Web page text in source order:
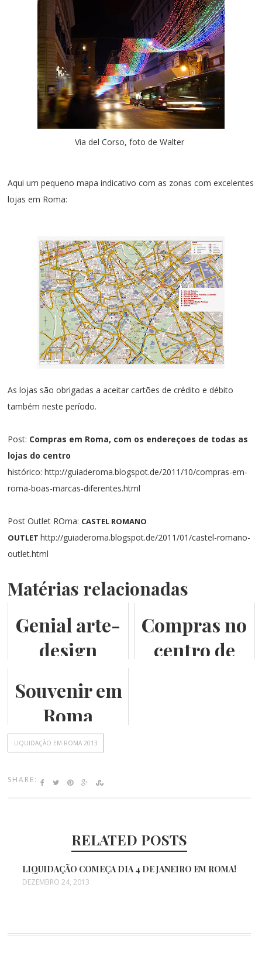
Via del Corso, foto de Walter
Aqui um pequeno mapa indicativo com as zonas com excelentes
lojas em Roma:
As lojas são obrigadas a aceitar cartões de crédito e débito
também neste período.
Post: Compras em Roma, com os endereçoes de todas as
lojas do centro
histórico:http://guiaderoma.blogspot.de/2011/10/compras-em-
roma-boas-marcas-diferentes.html
Post Outlet ROma: CASTEL ROMANO
OUTLEThttp://guiaderoma.blogspot.de/2011/01/castel-romano-
outlet.html
Matérias relacionadas
Genial arte-
design
Luisa Bruni
Compras no
centro de
Souvenir em
Roma
LIQUIDAÇÃO EM ROMA 2013
SHARE:
RELATED POSTS
LIQUIDAÇÃO COMEÇA DIA 4 DE JANEIRO EM ROMA!
DEZEMBRO 24, 2013